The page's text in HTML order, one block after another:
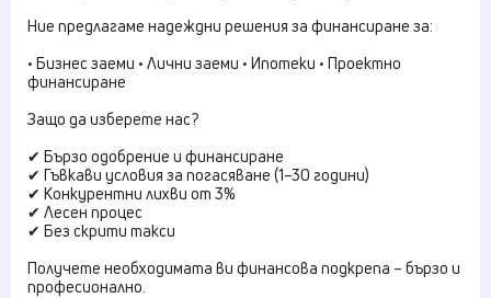
Ние предлагаме надеждни решения за финансиране за:
• Бизнес заеми • Лични заеми • Ипотеки • Проектно
финансиране
Защо да изберете нас?
✔ Бързо одобрение и финансиране
✔ Гъвкави условия за погасяване (1–30 години)
✔ Конкурентни лихви от 3%
✔ Лесен процес
✔ Без скрити такси
Получете необходимата ви финансова подкрепа – бързо и
професионално.